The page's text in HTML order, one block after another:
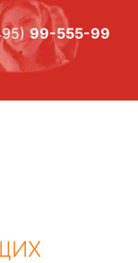
99-555-99